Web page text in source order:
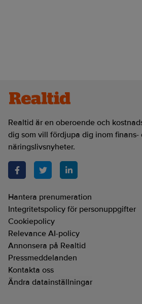
Realtid är en oberoende och
dig som vill fördjupa dig inom finans-
näringslivsnyheter.
Hantera prenumeration
Integritetspolicy för personuppgifter
Cookiepolicy
Relevance AI-policy
Annonsera på Realtid
Pressmeddelanden
Kontakta oss
Ändra datainställningar